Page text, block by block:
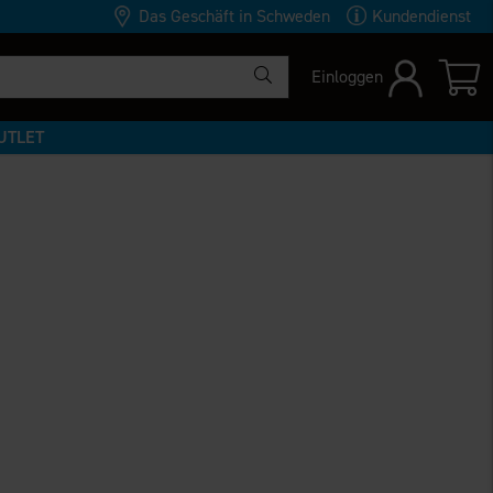
Das Geschäft in Schweden Kundendienst
Einloggen